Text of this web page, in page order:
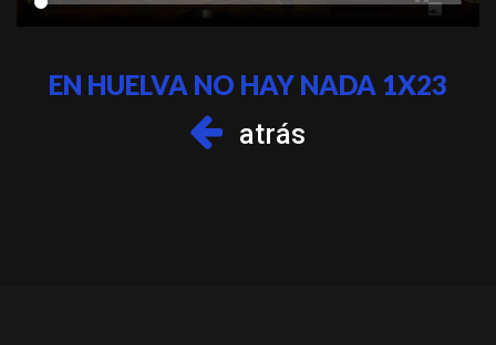
EN HUELVA NO HAY NADA 1X23
atrás